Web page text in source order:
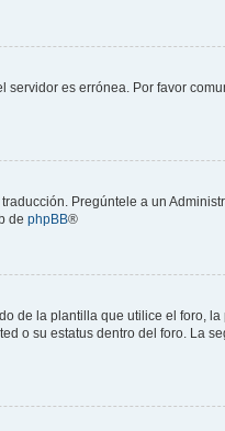
es errónea. Por favor
Pregúntele a un
de phpBB®
de la plantilla que utilice el foro,
o su estatus dentro del foro. La